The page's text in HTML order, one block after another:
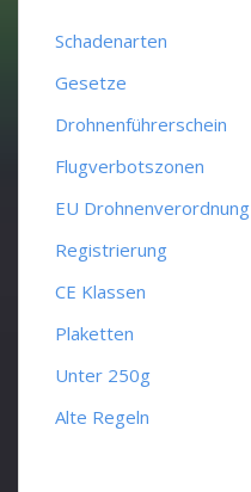
Schadenarten
Gesetze
Drohnenführerschein
Flugverbotszonen
EU Drohnenverordnung
Registrierung
CE Klassen
Plaketten
Unter 250g
Alte Regeln